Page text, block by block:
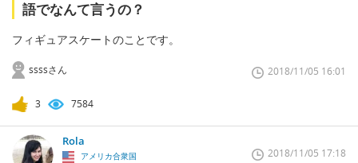
語でなんて言うの？
フィギュアスケートのことです。
ssssさん 2018/11/05 16:01
3 7584
Rola
アメリカ合衆国 2018/11/05 17:18